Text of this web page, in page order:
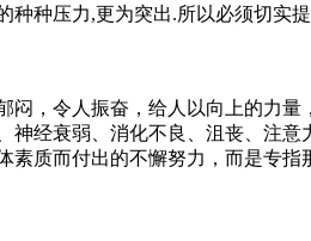
种压力,更为突出.所以必须切实
，令人振奋，给人以向上的力
经衰弱、消化不良、沮丧、注
质而付出的不懈努力，而是专